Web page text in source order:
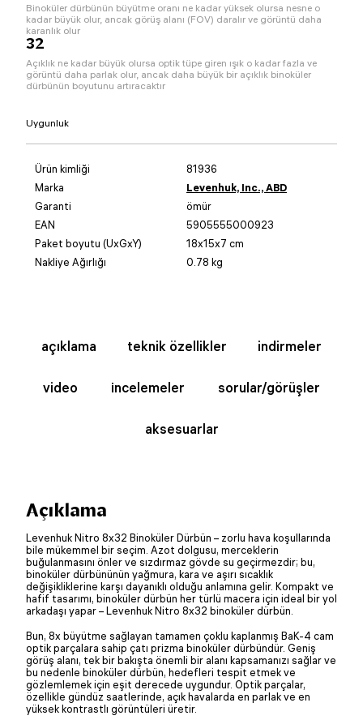
Binoküler dürbünün büyütme oranı ne kadar yüksek olursa nesne o
kadar büyük olur, ancak görüş alanı (FOV) daralır ve görüntü daha
karanlık olur
32
Açıklık ne kadar büyük olursa optik tüpe giren ışık o kadar fazla ve
görüntü daha parlak olur, ancak daha büyük bir açıklık binoküler
dürbünün boyutunu artıracaktır
Uygunluk
Ürün kimliği
81936
Marka
Levenhuk, Inc., ABD
Garanti
ömür
EAN
5905555000923
Paket boyutu (UxGxY)
18x15x7 cm
Nakliye Ağırlığı
0.78 kg
açıklama teknik özellikler indirmeler
video i̇ncelemeler sorular/görüşler
aksesuarlar
Açıklama
Levenhuk Nitro 8x32 Binoküler Dürbün – zorlu hava koşullarında
bile mükemmel bir seçim. Azot dolgusu, merceklerin
buğulanmasını önler ve sızdırmaz gövde su geçirmezdir; bu,
binoküler dürbününün yağmura, kara ve aşırı sıcaklık
değişikliklerine karşı dayanıklı olduğu anlamına gelir. Kompakt ve
hafif tasarımı, binoküler dürbün her türlü macera için ideal bir yol
arkadaşı yapar – Levenhuk Nitro 8x32 binoküler dürbün.
Bun, 8x büyütme sağlayan tamamen çoklu kaplanmış BaK-4 cam
optik parçalara sahip çatı prizma binoküler dürbündür. Geniş
görüş alanı, tek bir bakışta önemli bir alanı kapsamanızı sağlar ve
bu nedenle binoküler dürbün, hedefleri tespit etmek ve
gözlemlemek için eşit derecede uygundur. Optik parçalar,
özellikle gündüz saatlerinde, açık havalarda en parlak ve en
yüksek kontrastlı görüntüleri üretir.